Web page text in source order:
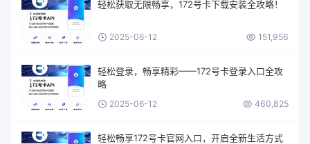
轻松获取无限畅享，172号卡下载安装全攻略！
2025-06-12 151,956
轻松登录，畅享精彩——172号卡登录入口全攻
略
2025-06-12 460,825
轻松畅享172号卡官网入口，开启全新生活方式